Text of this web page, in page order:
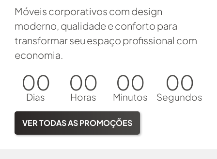
Móveis corporativos com design
moderno, qualidade e conforto para
transformar seu espaço profissional com
economia.
00
Dias
00
Horas
00
Minutos
00
Segundos
VER TODAS AS PROMOÇÕES